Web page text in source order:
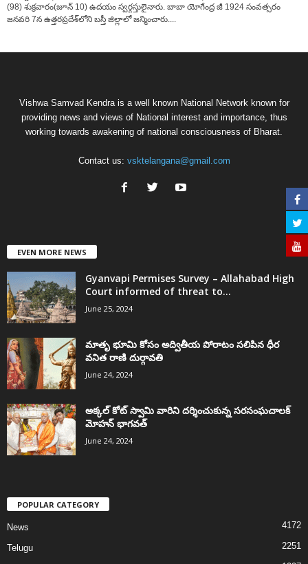
(98) శుక్రవారం(జూన్ 10) ఉదయం స్వర్గస్తులైనారు. బాబా యోగేంద్ర జీ 1924 సంవత్సరం
జనవరి 7న ఉత్తరప్రదేశ్‌లోని బస్తీ జిల్లాలో జన్మించారు....
Vishwa Samvad Kendra is a well known National Network known for
providing news and views of National interest and importance, thus
working towards awakening of national consciousness of Bharat.
Contact us: vsktelangana@gmail.com
EVEN MORE NEWS
Gyanvapi Permises Survey – Allahabad High
Court informed of threat to...
June 25, 2024
మాతృ భూమి కోసం అద్వితీయ పోరాటం సలిపిన ధీర
వనిత రాణి దుర్గావతి
June 24, 2024
అక్కల్‌ కోట్‌ స్వామి వారిని దర్శించుకున్న సరసంఘచాలక్
మోహన్ భాగవత్
June 24, 2024
POPULAR CATEGORY
News 4172
Telugu 2251